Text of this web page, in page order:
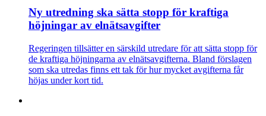
Ny utredning ska sätta stopp för kraftiga
höjningar av elnätsavgifter
Regeringen tillsätter en särskild utredare för att sätta stopp för
de kraftiga höjningarna av elnätsavgifterna. Bland förslagen
som ska utredas finns ett tak för hur mycket avgifterna får
höjas under kort tid.